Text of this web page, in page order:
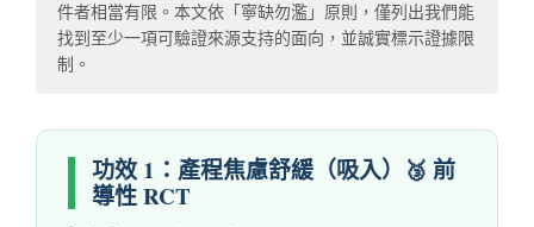
件者相當有限。本文依「寧缺勿濫」原則，僅列出我們能
找到至少一項可驗證來源支持的面向，並誠實標示證據限
制。
功效 1：產程焦慮舒緩（吸入）🥉 前
導性 RCT